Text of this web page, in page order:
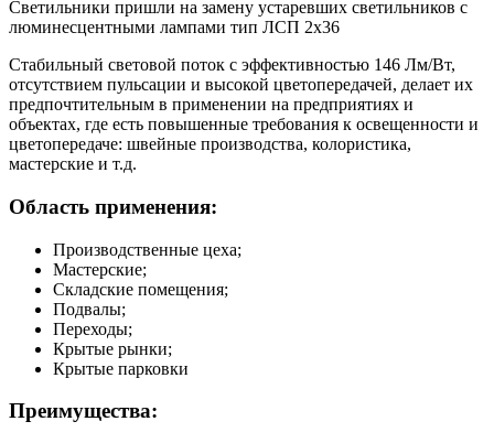
Светильники пришли на замену устаревших светильников с
люминесцентными лампами тип ЛСП 2х36
Стабильный световой поток с эффективностью 146 Лм/Вт,
отсутствием пульсации и высокой цветопередачей, делает их
предпочтительным в применении на предприятиях и
объектах, где есть повышенные требования к освещенности и
цветопередаче: швейные производства, колористика,
мастерские и т.д.
Область применения:
Производственные цеха;
Мастерские;
Складские помещения;
Подвалы;
Переходы;
Крытые рынки;
Крытые парковки
Преимущества: